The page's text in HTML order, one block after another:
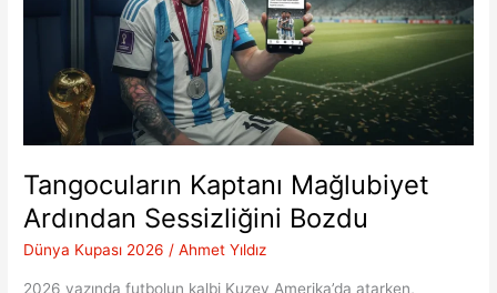
Tangocuların Kaptanı Mağlubiyet
Ardından Sessizliğini Bozdu
Dünya Kupası 2026 /Ahmet Yıldız
2026 yazında futbolun kalbi Kuzey Amerika’da atarken,